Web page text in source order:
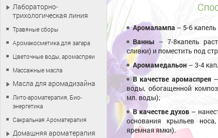
Аромалампа – 5-6
Ванны – 7-8капель
сливки) и поместить под
Аромамедальон – 3-4
В качестве аромаспрея
воды, обогащенной
мл. воды);
В качестве духов –
основания крыльев
яремная ямки).
Лабораторно-
трихологическая линия
Травяные сборы
Аромакосметика для загара
Цветочные воды, аромаспреи
Массажные масла
Масла для аромадизайна
Лито-ароматерапия, Био-
энергетика
Сакральная Ароматерапия
Домашняя ароматерапия